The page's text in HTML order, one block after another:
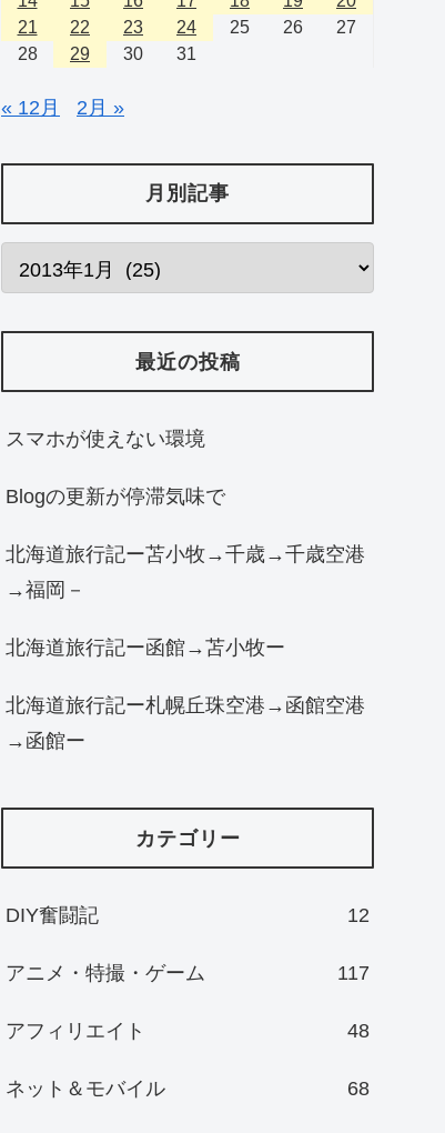
21
22 23 24 25 26
27
28
29 30 31
« 12月 2月 »
月別記事
最近の投稿
スマホが使えない環境
Blogの更新が停滞気味で
北海道旅行記ー苫小牧→千歳→千歳空港
→福岡－
北海道旅行記ー函館→苫小牧ー
北海道旅行記ー札幌丘珠空港→函館空港
→函館ー
カテゴリー
DIY奮闘記 12
アニメ・特撮・ゲーム 117
アフィリエイト 48
ネット＆モバイル 68